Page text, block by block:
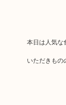
本日は人気な
いただきもの